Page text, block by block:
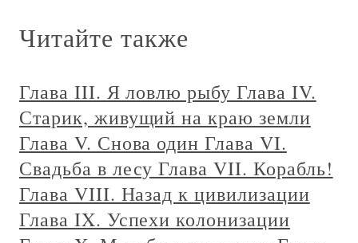
Читайте также
Глава III. Я ловлю рыбу Глава IV.
Старик, живущий на краю земли
Глава V. Снова один Глава VI.
Свадьба в лесу Глава VII. Корабль!
Глава VIII. Назад к цивилизации
Глава IX. Успехи колонизации